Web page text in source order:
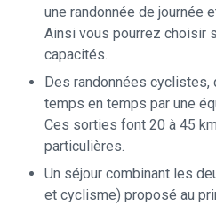
une randonnée de journée
Ainsi vous pourrez choisir
capacités.
Des randonnées
temps en temps par une
Ces sorties font 20 à 45
particulières.
Un séjour combinant les
et cyclisme) proposé au